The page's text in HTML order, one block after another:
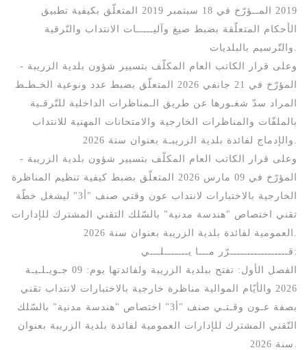
2019 المــؤرّخ في 18 سبتمبر 2019 المتعلّق بكيفية تطبيق
الأحكام المتعلّقة بضبط صيغ وآليـــــات الانتداب والتّرقية
- وعلى قرار الكاتب العام المكلّف بتسيير شؤون بلدية الزريبة
المؤرّخ في 21 جانفي 2026 المتعلّق بضبط عدد ونوعية الخـطـط
المراد سدّ شغـورها عن طريق الـمناظرات الداخلية للتّرقـية
بالملفّات والمناظرات الخارجية والامتحانات المهنية للانتداب
- وعلى قرار الكاتب العام المكلّف بتسيير شؤون بلدية الزريبة
المؤرّخ في 09 مارس 2026 المتعلّق بضبط كيفية تنظيم المناظرة
الخارجية بالاختبارات لانتداب عون وقتي صنف "أ3" ليشغل خطّة
تقني اختصاص "هندسة مدنية" بالسّلك التقني المشترك للإدارات
قـــــــــــــــــرّر مـــا يـــــــلـــي:
الفصل الأول: تفتح ببلدية الزريبة ولفائدتها يوم: 09 جـويـلـيـة
2026 والأيّام الموالية مناظرة خارجية بالاختبارات لانتداب تقني
بصفة عـون وقـتـي صنف "أ3" اختصاص "هندسة مدنية" بالسّلك
التّقني المشترك للإدارات العمومية لفائدة بلدية الزريبة بعنوان